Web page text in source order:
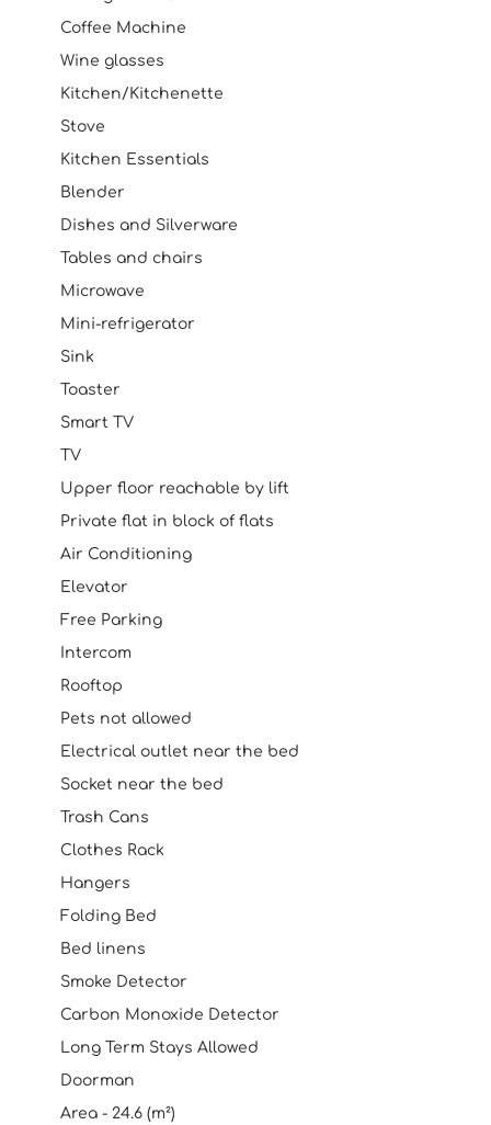
Coffee Machine
Wine glasses
Kitchen/Kitchenette
Stove
Kitchen Essentials
Blender
Dishes and Silverware
Tables and chairs
Microwave
Mini-refrigerator
Sink
Toaster
Smart TV
TV
Upper floor reachable by lift
Private flat in block of flats
Air Conditioning
Elevator
Free Parking
Intercom
Rooftop
Pets not allowed
Electrical outlet near the bed
Socket near the bed
Trash Cans
Clothes Rack
Hangers
Folding Bed
Bed linens
Smoke Detector
Carbon Monoxide Detector
Long Term Stays Allowed
Doorman
Area - 24.6 (m²)